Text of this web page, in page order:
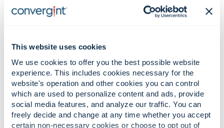
This website uses cookies
We use cookies to offer you the best possible website
experience. This includes cookies necessary for the
website's operation and other cookies you can control
which are used to personalize content and ads, provide
social media features, and analyze our traffic. You can
freely decide and change at any time whether you accept
certain non-necessary cookies or choose to opt out of
Ääni-, teksti-, visuaaliset ja
mobiilihälytykset, jotka toimittavat
tärkeitä viestejä nopeasti eri
laitoksissa ja kampuksilla.
Yleisöpuhelimet ja hakulaitteet
Skaalautuvat hakujärjestelmät
päivittäiseen toimintaan ja